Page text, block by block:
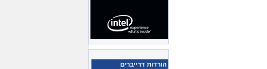
הורדות דרייברים